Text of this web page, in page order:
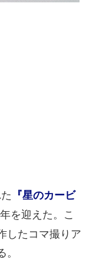
『星のカービ
を迎えた。こ
したコマ撮りア